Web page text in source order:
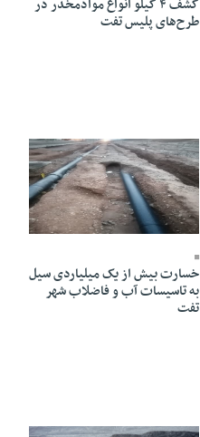
کشف ۴ کیلو انواع موادمخدر در
طرح‌های پلیس تفت
16 Ordibehesht 1403 - 18:53
خسارت بیش از یک میلیاردی سیل
به تاسیسات آب و فاضلاب شهر
تفت